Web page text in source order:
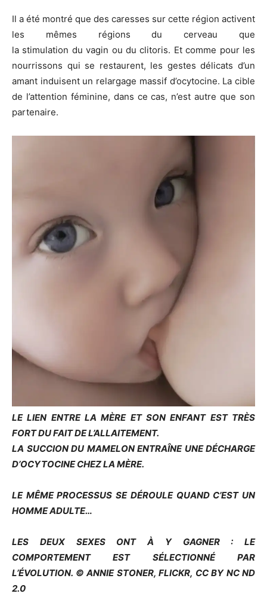
Il a été montré que des caresses sur cette région activent
les mêmes régions du cerveau que
la stimulation duvagin ou duclitoris. Et comme pour les
nourrissons qui se restaurent, les gestes délicats d’un
amant induisent un relargage massif d’ocytocine. La cible
de l’attention féminine, dans ce cas, n’est autre que son
partenaire.
LE LIEN ENTRE LA MÈRE ET SON ENFANT EST TRÈS
FORT DU FAIT DE L’ALLAITEMENT.
LA SUCCION DU MAMELON ENTRAÎNE UNE DÉCHARGE
D’OCYTOCINE CHEZ LA MÈRE.
LE MÊME PROCESSUS SE DÉROULE QUAND C’EST UN
HOMME ADULTE…
LES DEUX SEXES ONT À Y GAGNER : LE
COMPORTEMENT EST SÉLECTIONNÉ PAR
L’ÉVOLUTION. © ANNIE STONER, FLICKR, CC BY NC ND
2.0